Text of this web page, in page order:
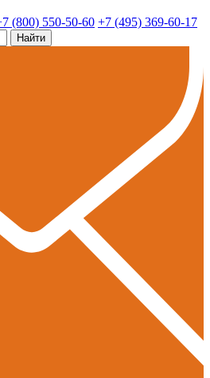
(800) 550-50-60 +7 (495) 369-60-17
Найти